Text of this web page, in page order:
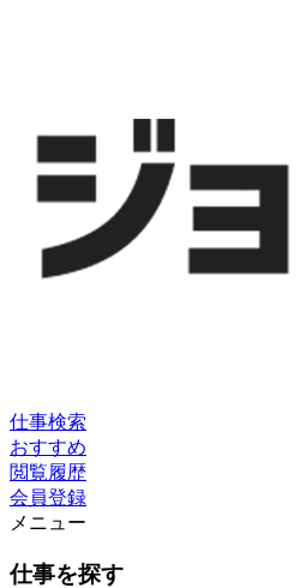
仕事検索
おすすめ
閲覧履歴
会員登録
メニュー
仕事を探す